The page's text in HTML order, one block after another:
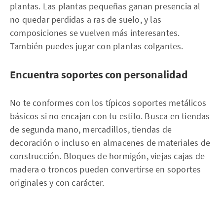
plantas. Las plantas pequeñas ganan presencia al
no quedar perdidas a ras de suelo, y las
composiciones se vuelven más interesantes.
También puedes jugar con plantas colgantes.
Encuentra soportes con personalidad
No te conformes con los típicos soportes metálicos
básicos si no encajan con tu estilo. Busca en tiendas
de segunda mano, mercadillos, tiendas de
decoración o incluso en almacenes de materiales de
construcción. Bloques de hormigón, viejas cajas de
madera o troncos pueden convertirse en soportes
originales y con carácter.